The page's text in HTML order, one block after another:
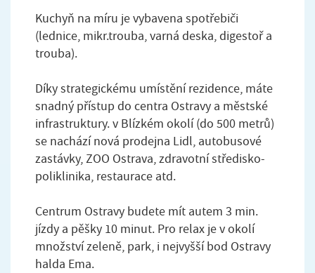
Kuchyň na míru je vybavena spotřebiči
(lednice, mikr.trouba, varná deska, digestoř a
trouba).
Díky strategickému umístění rezidence, máte
snadný přístup do centra Ostravy a městské
infrastruktury. v Blízkém okolí (do 500 metrů)
se nachází nová prodejna Lidl, autobusové
zastávky, ZOO Ostrava, zdravotní středisko-
poliklinika, restaurace atd.
Centrum Ostravy budete mít autem 3 min.
jízdy a pěšky 10 minut. Pro relax je v okolí
množství zeleně, park, i nejvyšší bod Ostravy
halda Ema.